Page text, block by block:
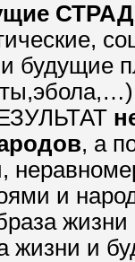
и будущие
, а
и
жизни и